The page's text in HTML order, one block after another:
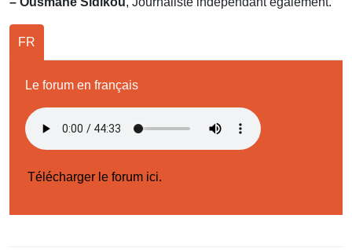
FR
Le forum en français
Télécharger le forum ici.